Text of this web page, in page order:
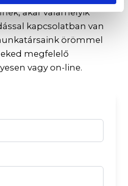
akár valamelyik
kapcsolatban van
örömmel
megfelelő
vagy on-line.